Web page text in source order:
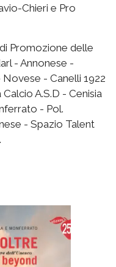
Chieri e Pro
Promozione delle
- Annonese -
- Canelli 1922
A.S.D - Cenisia
- Pol.
- Spazio Talent